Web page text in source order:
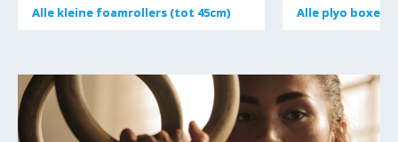
Alle kleine foamrollers (tot 45cm)
Alle kleine foamrollers (tot 45cm) Alle plyo boxes
Alle plyo boxes